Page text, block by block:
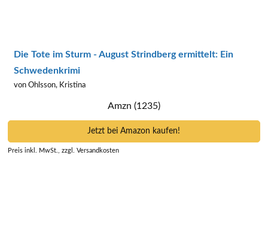
Die Tote im Sturm - August Strindberg ermittelt: Ein
Schwedenkrimi
von Ohlsson, Kristina
Amzn (1235)
Jetzt bei Amazon kaufen!
Preis inkl. MwSt., zzgl. Versandkosten